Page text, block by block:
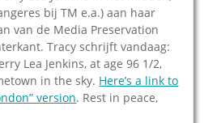
bij TM e.a.) aan haar
van de Media Preservation
Tracy schrijft vandaag:
Lea Jenkins, at age 96 1/2,
in the sky. Here’s a link to
version. Rest in peace,